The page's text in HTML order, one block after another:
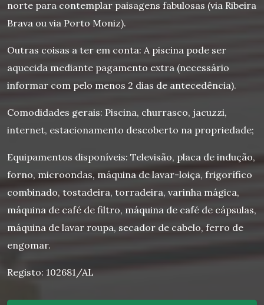
norte para contemplar paisagens fabulosas (via Ribeira
Brava ou via Porto Moniz).
Outras coisas a ter em conta: A piscina pode ser
aquecida mediante pagamento extra (necessário
informar com pelo menos 2 dias de antecedência).
Comodidades gerais: Piscina, churrasco, jacuzzi,
internet, estacionamento descoberto na propriedade;
Equipamentos disponíveis: Televisão, placa de indução,
forno, microondas, máquina de lavar-loiça, frigorífico
combinado, tostadeira, torradeira, varinha mágica,
máquina de café de filtro, máquina de café de cápsulas,
máquina de lavar roupa, secador de cabelo, ferro de
engomar.
Registo: 102681/AL